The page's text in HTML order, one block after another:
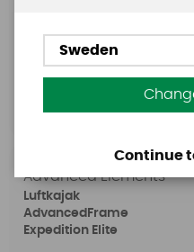
9900 SEK
Köp!
Advanced Elements
Luftkajak
AdvancedFrame
Expedition Elite
Sweden
Continue